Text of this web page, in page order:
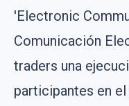
'Electronic
Comunicación
traders una
participantes en el